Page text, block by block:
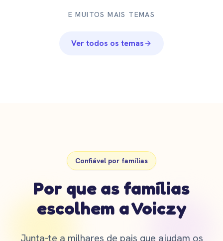
E MUITOS MAIS TEMAS
Ver todos os temas
Confiável por famílias
Por que as famílias
escolhem a Voiczy
Junta-te a milhares de pais que ajudam os